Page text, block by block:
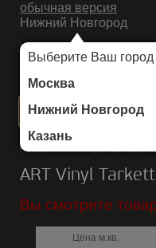
обычная версия
Нижний Новгород
Выберите Ваш город
Москва
Нижний Новгород
Казань
ИНТЕРНЕТ-МАГАЗИН НАПОЛЬНЫХ
Каталог/ART Vinyl/Tarkett/
ART Vinyl Tarkett
Вы смотрите
Цена м.кв.